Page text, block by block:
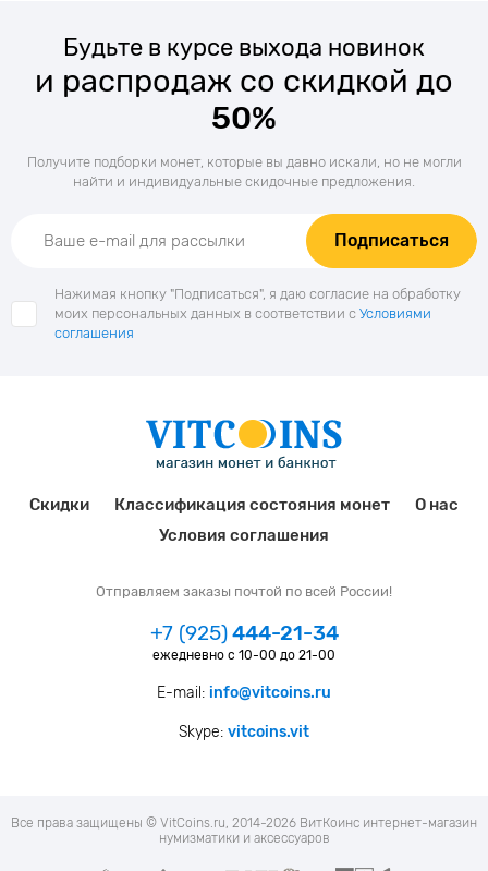
Будьте в курсе выхода новинок
и распродаж со скидкой до
50%
Получите подборки монет, которые вы давно искали, но не могли
найти и индивидуальные скидочные предложения.
Подписаться
Нажимая кнопку "Подписаться", я даю согласие на обработку
моих персональных данных в соответствии с Условиями
соглашения
Скидки Классификация состояния монет
О нас
Условия соглашения
Отправляем заказы почтой по всей России!
+7 (925)444-21-34
ежедневно с 10-00 до 21-00
E-mail: info@vitcoins.ru
Skype: vitcoins.vit
Все права защищены © VitCoins.ru, 2014-2026 ВитКоинс интернет-магазин
нумизматики и аксессуаров